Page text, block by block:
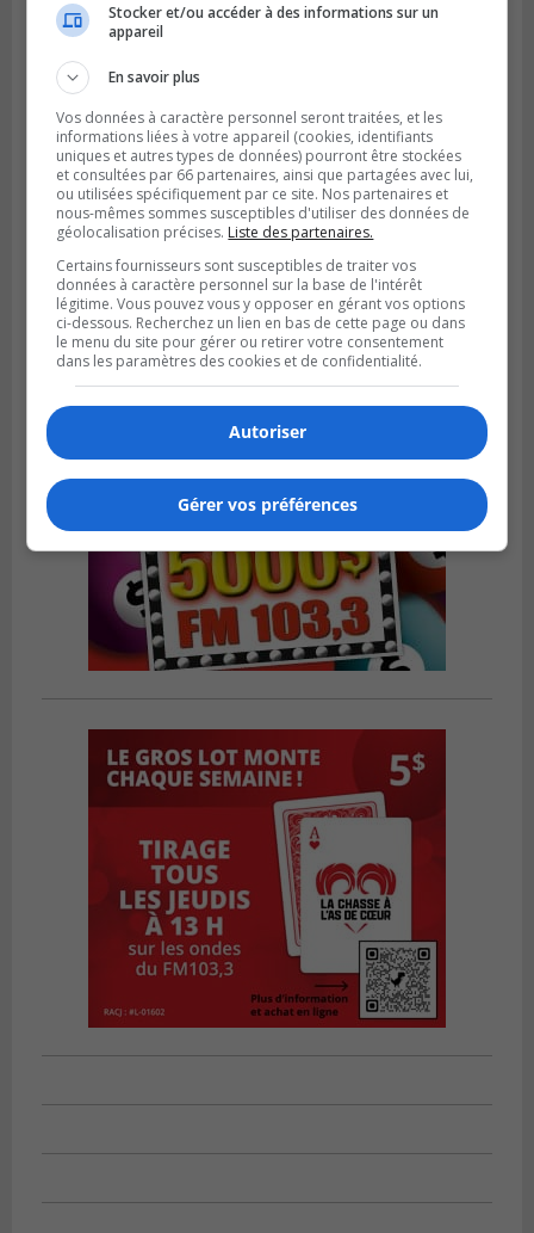
LONGUEUIL
Publié le 6 août 2026 à 05h11
Une poussée tardive propulse les Ducs
vers la victoire à Laval
Stocker et/ou accéder à des informations sur un
appareil
En savoir plus
Vos données à caractère personnel seront traitées, et les
informations liées à votre appareil (cookies, identifiants
uniques et autres types de données) pourront être stockées
et consultées par 66 partenaires, ainsi que partagées avec lui,
ou utilisées spécifiquement par ce site. Nos partenaires et
nous-mêmes sommes susceptibles d'utiliser des données de
géolocalisation précises. Liste des partenaires.
Certains fournisseurs sont susceptibles de traiter vos
données à caractère personnel sur la base de l'intérêt
légitime. Vous pouvez vous y opposer en gérant vos options
ci-dessous. Recherchez un lien en bas de cette page ou dans
le menu du site pour gérer ou retirer votre consentement
dans les paramètres des cookies et de confidentialité.
Autoriser
Gérer vos préférences